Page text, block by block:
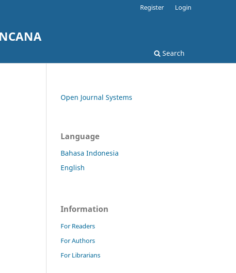
Search
Register Login
Open Journal Systems
Language
Bahasa Indonesia
English
Information
For Readers
For Authors
For Librarians